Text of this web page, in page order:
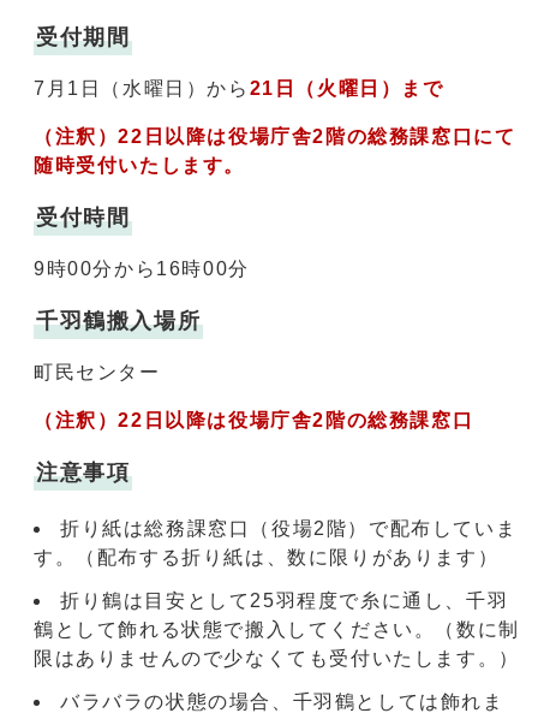
受付期間
7月1日（水曜日）から 21日（火曜日）まで
（注釈）22日以降は役場庁舎2階の総務課窓口にて
随時受付いたします。
受付時間
9時00分から16時00分
千羽鶴搬入場所
町民センター
（注釈）22日以降は役場庁舎2階の総務課窓口
注意事項
折り紙は総務課窓口（役場2階）で配布していま
す。（配布する折り紙は、数に限りがあります）
折り鶴は目安として25羽程度で糸に通し、千羽
鶴として飾れる状態で搬入してください。（数に制
限はありませんので少なくても受付いたします。）
バラバラの状態の場合、千羽鶴としては飾れま